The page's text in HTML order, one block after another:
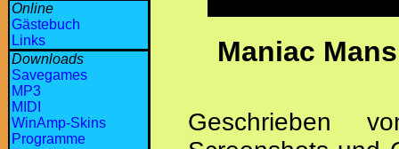
Online
Gästebuch
Links
Downloads
Savegames
MP3
MIDI
WinAmp-Skins
Programme
Maniac
Geschrieben